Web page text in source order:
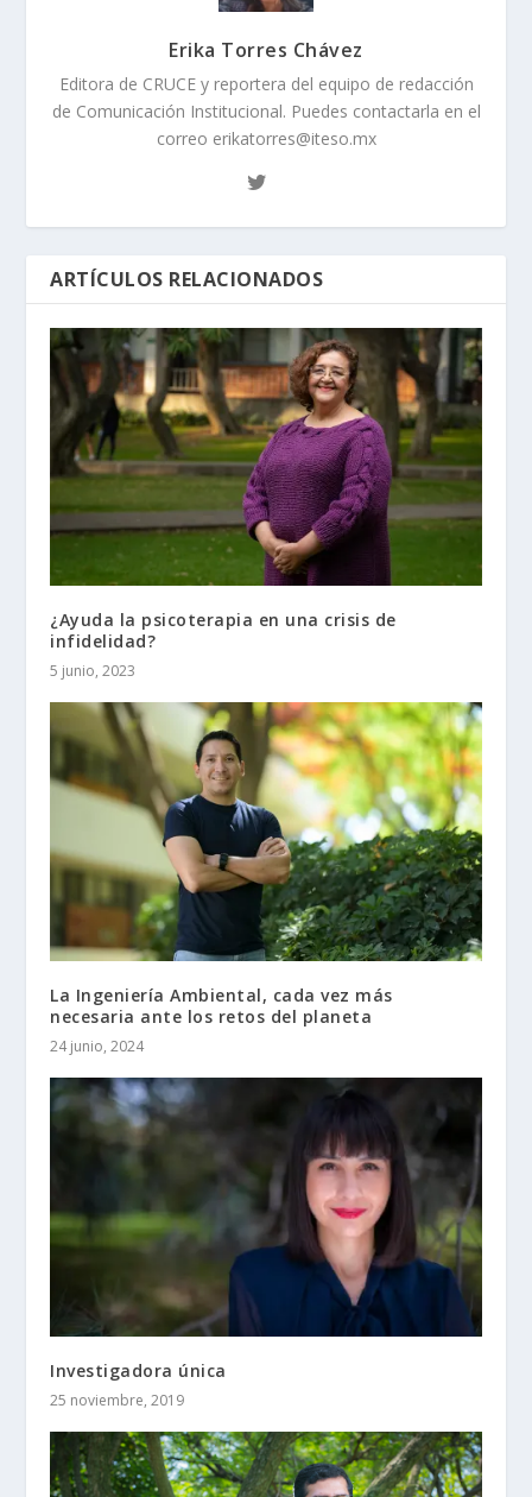
Erika Torres Chávez
Editora de CRUCE y reportera del equipo de redacción
de Comunicación Institucional. Puedes contactarla en el
correo erikatorres@iteso.mx
ARTÍCULOS RELACIONADOS
¿Ayuda la psicoterapia en una crisis de
infidelidad?
5 junio, 2023
La Ingeniería Ambiental, cada vez más
necesaria ante los retos del planeta
24 junio, 2024
Investigadora única
25 noviembre, 2019